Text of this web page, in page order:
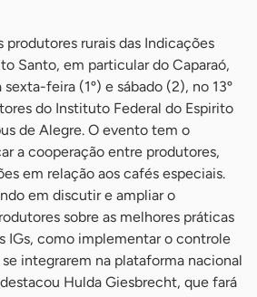
produtores rurais das Indicações
Santo, em particular do Caparaó,
feira (1º) e sábado (2), no 13º
do Instituto Federal do Espirito
de Alegre. O evento tem o
a cooperação entre produtores,
em relação aos cafés especiais.
em discutir e ampliar o
sobre as melhores práticas
IGs, como implementar o controle
integrarem na plataforma nacional
Hulda Giesbrecht, que fará